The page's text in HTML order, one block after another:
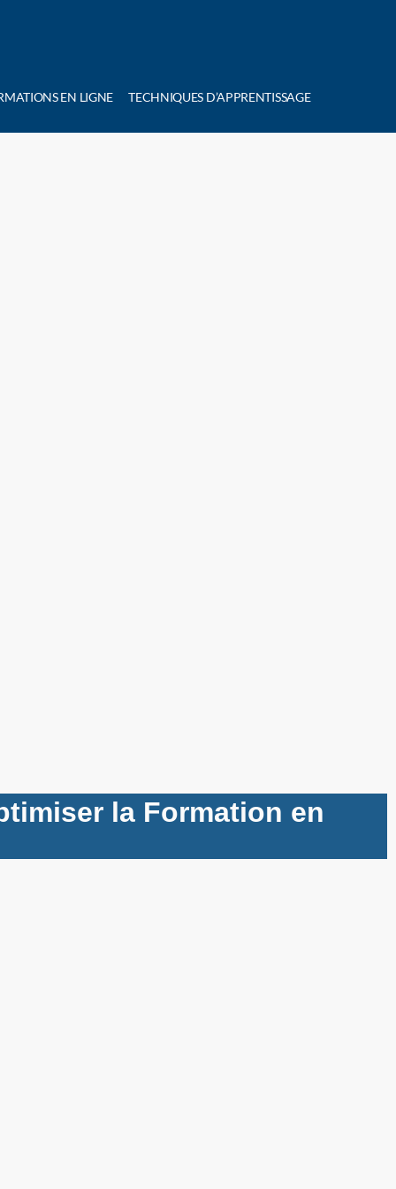
EN LIGNE TECHNIQUES D’APPRENTISSAGE
la Formation en